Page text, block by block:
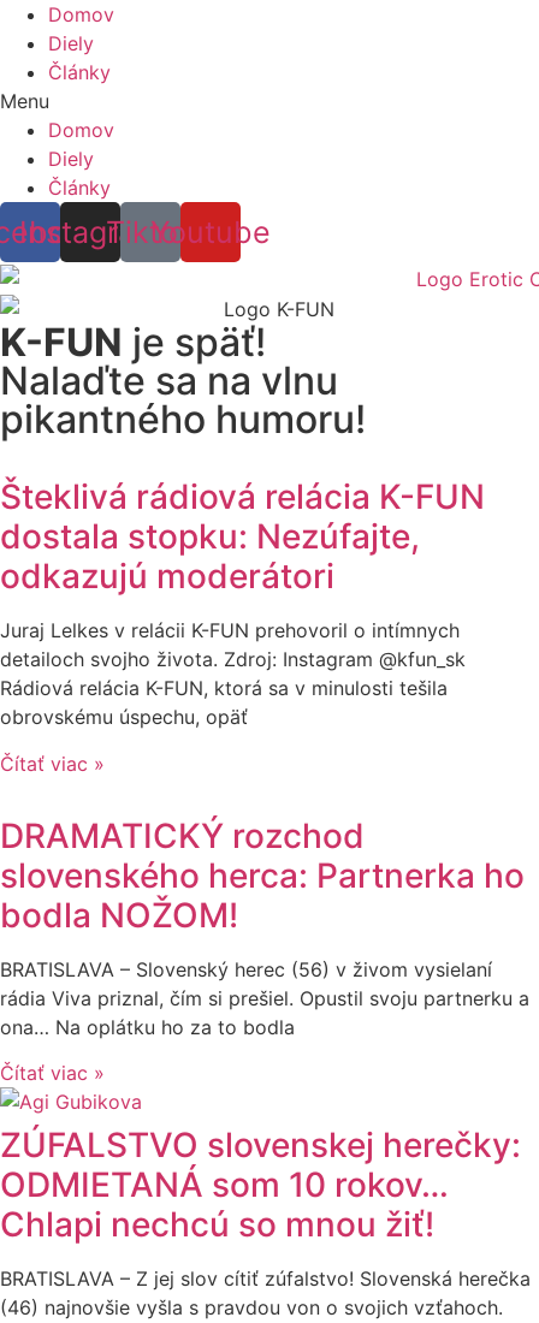
Domov
Diely
Články
Menu
Domov
Diely
Články
Instagram
TiktokYoutube
K-FUN je späť!
Nalaďte sa na vlnu
pikantného humoru!
Šteklivá rádiová relácia K-FUN
dostala stopku: Nezúfajte,
odkazujú moderátori
Juraj Lelkes v relácii K-FUN prehovoril o intímnych
detailoch svojho života. Zdroj: Instagram @kfun_sk
Rádiová relácia K-FUN, ktorá sa v minulosti tešila
obrovskému úspechu, opäť
Čítať viac »
DRAMATICKÝ rozchod
slovenského herca: Partnerka ho
bodla NOŽOM!
BRATISLAVA – Slovenský herec (56) v živom vysielaní
rádia Viva priznal, čím si prešiel. Opustil svoju partnerku a
ona… Na oplátku ho za to bodla
Čítať viac »
ZÚFALSTVO slovenskej herečky:
ODMIETANÁ som 10 rokov…
Chlapi nechcú so mnou žiť!
BRATISLAVA – Z jej slov cítiť zúfalstvo! Slovenská herečka
(46) najnovšie vyšla s pravdou von o svojich vzťahoch.